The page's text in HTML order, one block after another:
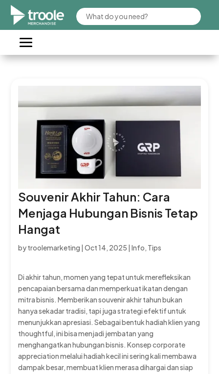
Souvenir Akhir Tahun: Cara
Menjaga Hubungan Bisnis Tetap
Hangat
bytroolemarketing |Oct 14, 2025 |Info, Tips
Di akhir tahun, momen yang tepat untuk merefleksikan
pencapaian bersama dan memperkuat ikatan dengan
mitra bisnis. Memberikan souvenir akhir tahun bukan
hanya sekadar tradisi, tapi juga strategi efektif untuk
menunjukkan apresiasi. Sebagai bentuk hadiah klien yang
thoughtful, ini bisa menjadi jembatan yang
menghangatkan hubungan bisnis. Konsep corporate
appreciation melalui hadiah kecil ini sering kali membawa
dampak besar, membuat klien merasa dihargai dan siap